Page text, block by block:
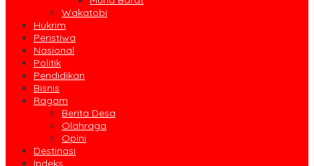
Wakatobi
Hukrim
Peristiwa
Nasional
Politik
Pendidikan
Bisnis
Ragam
Berita Desa
Olahraga
Opini
Destinasi
Indeks